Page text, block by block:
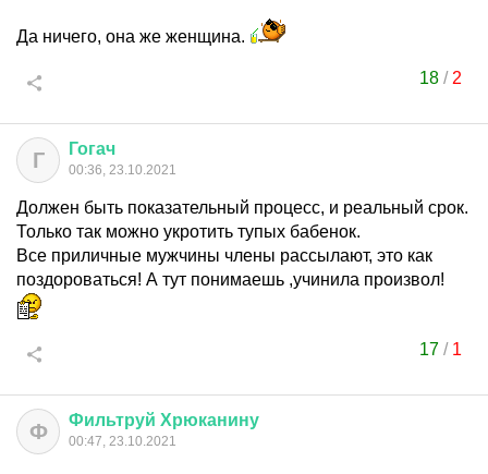
Да ничего, она же женщина.
18 / 2
Г Гогач
00:36, 23.10.2021
Должен быть показательный процесс, и реальный срок.
Только так можно укротить тупых бабенок.
Все приличные мужчины члены рассылают, это как
поздороваться! А тут понимаешь ,учинила произвол!
17 / 1
Ф Фильтруй Хрюканину
00:47, 23.10.2021